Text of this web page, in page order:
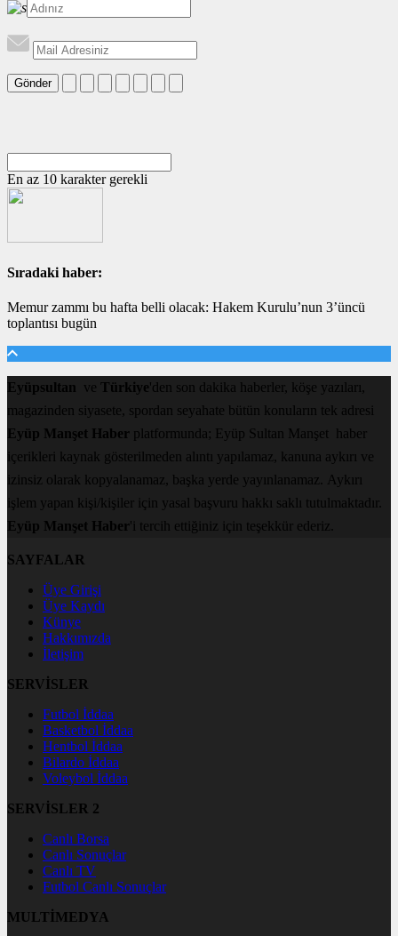
Gönder
En az 10 karakter gerekli
Sıradaki haber:
Memur zammı bu hafta belli olacak: Hakem Kurulu’nun 3’üncü
toplantısı bugün
Eyüpsultan ve Türkiye'den son dakika haberler, köşe yazıları,
magazinden siyasete, spordan seyahate bütün konuların tek adresi
Eyüp Manşet Haber platformunda; Eyüp Sultan Manşet haber
içerikleri kaynak gösterilmeden alıntı yapılamaz, kanuna aykırı ve
izinsiz olarak kopyalanamaz, başka yerde yayınlanamaz. Aykırı
işlem yapan kişi/kişiler için yasal başvuru hakkı saklı tutulmaktadır.
Eyüp Manşet Haber'i tercih ettiğiniz için teşekkür ederiz.
SAYFALAR
Üye Girişi
Üye Kaydı
Künye
Hakkımızda
İletişim
SERVİSLER
Futbol İddaa
Basketbol İddaa
Hentbol İddaa
Bilardo İddaa
Voleybol İddaa
SERVİSLER 2
Canlı Borsa
Canlı Sonuçlar
Canlı TV
Futbol Canlı Sonuçlar
MULTİMEDYA